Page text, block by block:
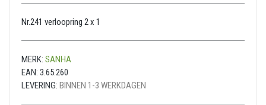
Nr.241 verloopring 2 x 1
MERK: SANHA
EAN: 3.65.260
LEVERING: BINNEN 1-3 WERKDAGEN